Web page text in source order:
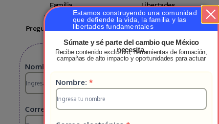
Familia
Libertades
Suscríbete
Mi cuenta
Preguntas Frecuentes
Contacto
Suscribete a nuestro boletin
Suscripcion
HS
2025
Nombre:
Correo electrónico*
Estamos construyendo una comunidad
que defiende la vida, la familia y las
libertades fundamentales
Súmate y sé parte del cambio que México
necesita.
Recibe contenido exclusivo, herramientas de formación,
campañas de alto impacto y oportunidades para actuar
Suscripcion
HS
2025
Nombre: *